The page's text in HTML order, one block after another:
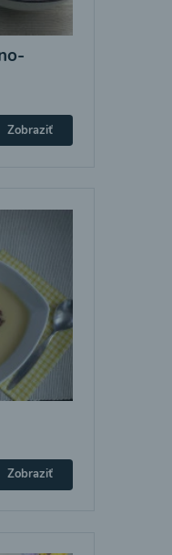
Zobraziť
Zobraziť